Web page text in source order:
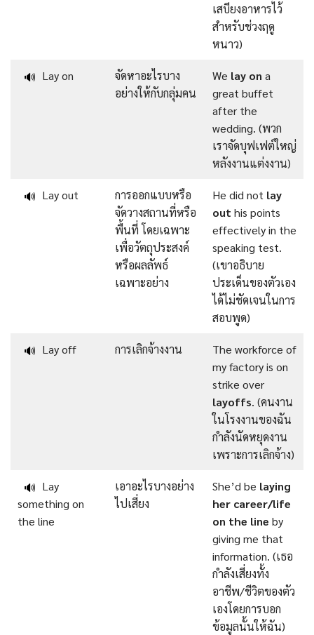
เสบียงอาหารไว้
สำหรับช่วงฤดู
หนาว)
🔊 Lay on
จัดหาอะไรบาง
อย่างให้กับกลุ่มคน
We lay on a
great buffet
after the
wedding. (พวก
เราจัดบุฟเฟต์ใหญ่
หลังงานแต่งงาน)
🔊 Lay out
การออกแบบหรือ
จัดวางสถานที่หรือ
พื้นที่ โดยเฉพาะ
เพื่อวัตถุประสงค์
หรือผลลัพธ์
เฉพาะอย่าง
He did not lay
out his points
effectively in the
speaking test.
(เขาอธิบาย
ประเด็นของตัวเอง
ได้ไม่ชัดเจนในการ
สอบพูด)
🔊 Lay off การเลิกจ้างงาน
The workforce of
my factory is on
strike over
layoffs. (คนงาน
ในโรงงานของฉัน
กำลังนัดหยุดงาน
เพราะการเลิกจ้าง)
🔊 Lay
something on
the line
เอาอะไรบางอย่าง
ไปเสี่ยง
She’d be laying
her career/life
on the line by
giving me that
information. (เธอ
กำลังเสี่ยงทั้ง
อาชีพ/ชีวิตของตัว
เองโดยการบอก
ข้อมูลนั้นให้ฉัน)